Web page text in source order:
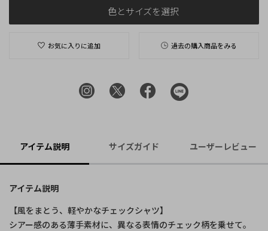
色とサイズを選択
お気に入りに追加 過去の購入商品をみる
アイテム説明 サイズガイド ユーザーレビュー
アイテム説明
【風をまとう、軽やかなチェックシャツ】
シアー感のある薄手素材に、異なる表情のチェック柄を乗せて。